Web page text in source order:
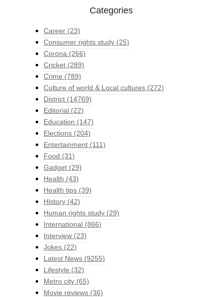
Categories
Career (23)
Consumer rights study (25)
Corona (266)
Cricket (289)
Crime (789)
Culture of world & Local cultures (272)
District (14769)
Editorial (22)
Education (147)
Elections (204)
Entertainment (111)
Food (31)
Gadget (29)
Health (43)
Health tips (39)
History (42)
Human rights study (29)
International (866)
Interview (23)
Jokes (22)
Latest News (9255)
Lifestyle (32)
Metro city (65)
Movie reviews (36)